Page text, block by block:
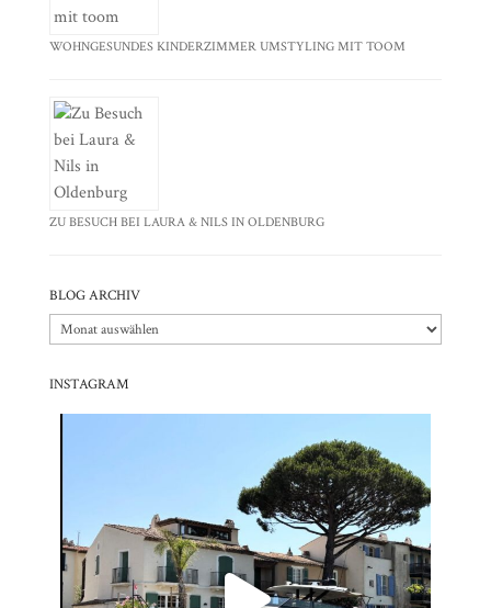
WOHNGESUNDES KINDERZIMMER UMSTYLING MIT TOOM
ZU BESUCH BEI LAURA & NILS IN OLDENBURG
BLOG ARCHIV
Blog
Archiv
INSTAGRAM